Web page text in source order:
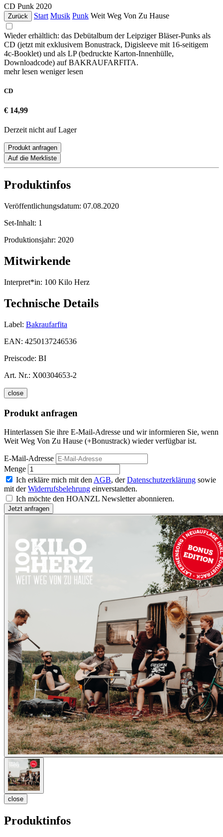
CD Punk 2020
Zurück Start Musik Punk Weit Weg Von Zu Hause
Wieder erhältlich: das Debütalbum der Leipziger Bläser-Punks als
CD (jetzt mit exklusivem Bonustrack, Digisleeve mit 16-seitigem
4c-Booklet) und als LP (bedruckte Karton-Innenhülle,
Downloadcode) auf BAKRAUFARFITA.
mehr lesen weniger lesen
CD
€ 14,99
Derzeit nicht auf Lager
Produkt anfragen
Auf die Merkliste
Produktinfos
Veröffentlichungsdatum: 07.08.2020
Set-Inhalt: 1
Produktionsjahr: 2020
Mitwirkende
Interpret*in: 100 Kilo Herz
Technische Details
Label: Bakraufarfita
EAN: 4250137246536
Preiscode: BI
Art. Nr.: X00304653-2
close
Produkt anfragen
Hinterlassen Sie ihre E-Mail-Adresse und wir informieren Sie, wenn
Weit Weg Von Zu Hause (+Bonustrack) wieder verfügbar ist.
E-Mail-Adresse
Menge
Ich erkläre mich mit den AGB, derDatenschutzerklärung sowie
mit derWiderrufsbelehrung einverstanden.
Ich möchte den HOANZL Newsletter abonnieren.
close
Produktinfos